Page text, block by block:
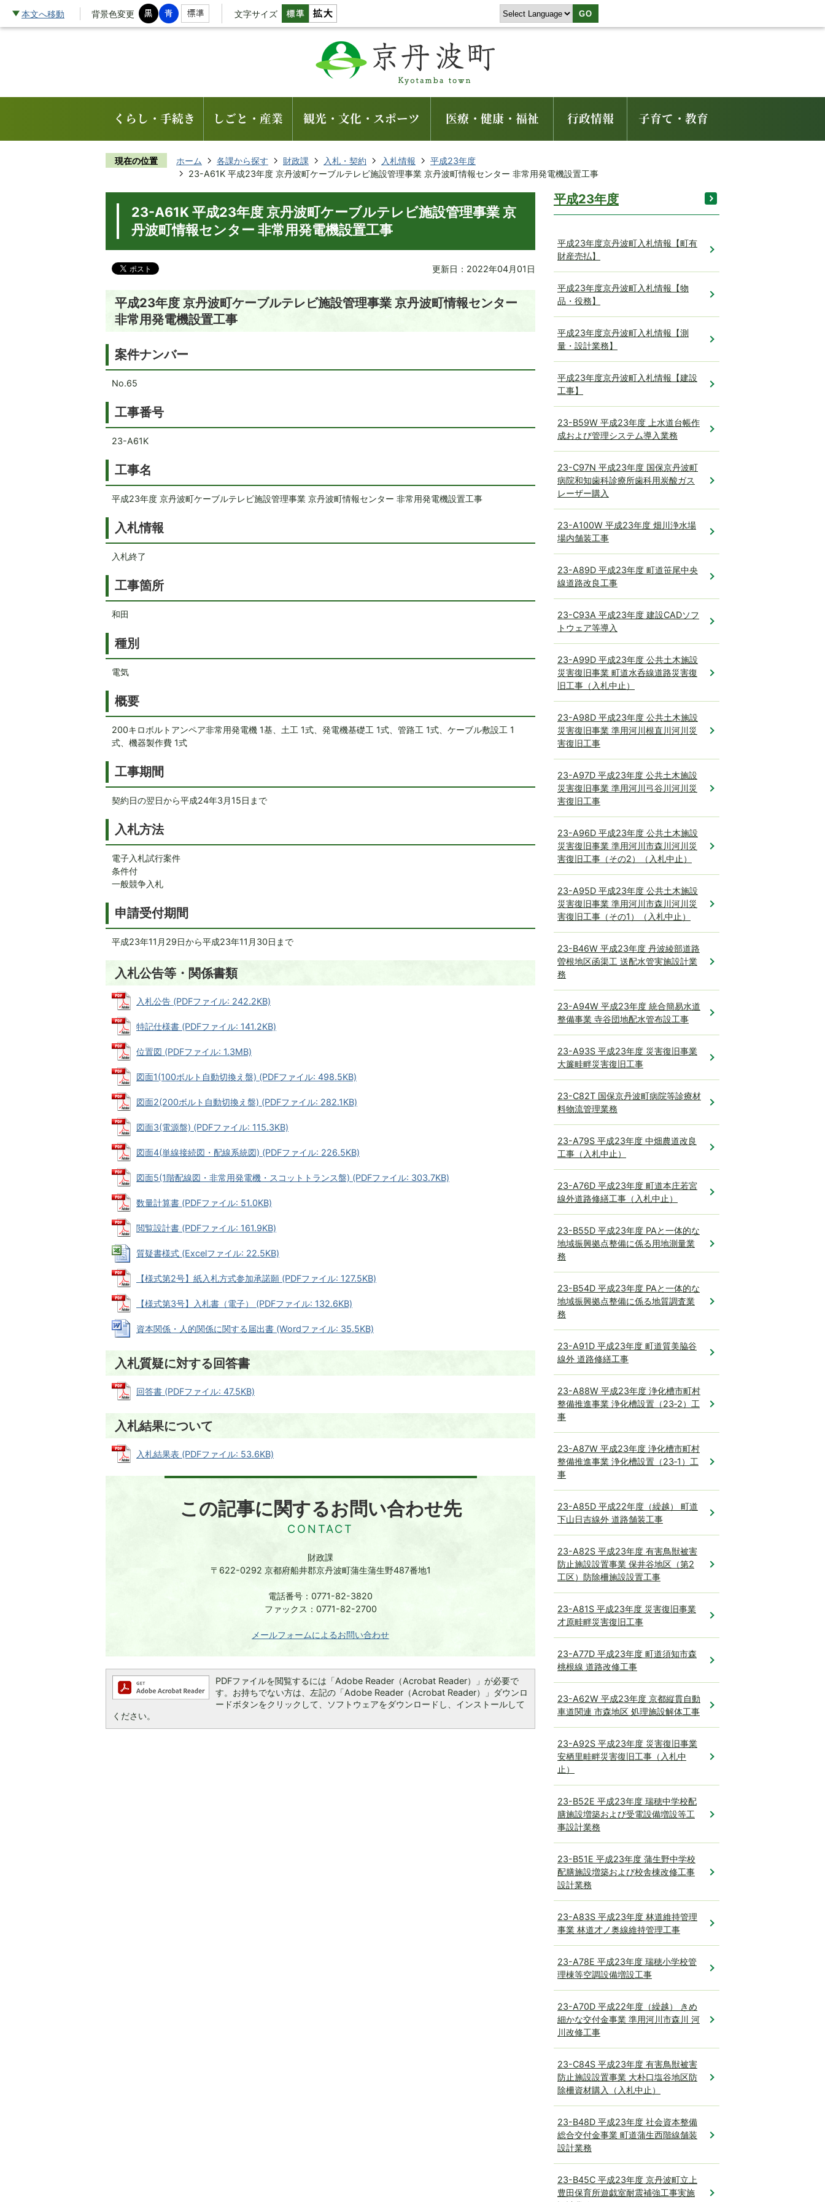
本文へ移動 背景色変更 文字サイズ GO
くらし・手続き しごと・産業 観光・文化・スポーツ 医療・健康・福祉 行政情報 子育て・教育
現在の位置 ホーム 各課から探す 財政課 入札・契約 入札情報
平成23年度
23-A61K 平成23年度 京丹波町ケーブルテレビ施設管理事業 京丹波町情報センター 非常用発電機設置工事
23-A61K 平成23年度 京丹波町ケーブルテレビ施設管理事業 京
丹波町情報センター 非常用発電機設置工事
更新日：2022年04月01日
平成23年度 京丹波町ケーブルテレビ施設管理事業 京丹波町情報センター
非常用発電機設置工事
案件ナンバー
No.65
工事番号
23-A61K
工事名
平成23年度 京丹波町ケーブルテレビ施設管理事業 京丹波町情報センター 非常用発電機設置工事
入札情報
入札終了
工事箇所
和田
種別
電気
概要
200キロボルトアンペア非常用発電機 1基、土工 1式、発電機基礎工 1式、管路工 1式、ケーブル敷設工 1
式、機器製作費 1式
工事期間
契約日の翌日から平成24年3月15日まで
入札方法
電子入札試行案件
条件付
一般競争入札
申請受付期間
平成23年11月29日から平成23年11月30日まで
入札公告等・関係書類
入札公告 (PDFファイル: 242.2KB)
特記仕様書 (PDFファイル: 141.2KB)
位置図 (PDFファイル: 1.3MB)
図面1(100ボルト自動切換え盤) (PDFファイル: 498.5KB)
図面2(200ボルト自動切換え盤) (PDFファイル: 282.1KB)
図面3(電源盤) (PDFファイル: 115.3KB)
図面4(単線接続図・配線系統図) (PDFファイル: 226.5KB)
図面5(1階配線図・非常用発電機・スコットトランス盤) (PDFファイル: 303.7KB)
数量計算書 (PDFファイル: 51.0KB)
閲覧設計書 (PDFファイル: 161.9KB)
質疑書様式 (Excelファイル: 22.5KB)
【様式第2号】紙入札方式参加承諾願 (PDFファイル: 127.5KB)
【様式第3号】入札書（電子） (PDFファイル: 132.6KB)
資本関係・人的関係に関する届出書 (Wordファイル: 35.5KB)
入札質疑に対する回答書
回答書 (PDFファイル: 47.5KB)
入札結果について
入札結果表 (PDFファイル: 53.6KB)
この記事に関するお問い合わせ先
財政課
〒622-0292 京都府船井郡京丹波町蒲生蒲生野487番地1
電話番号：0771-82-3820
ファックス：0771-82-2700
メールフォームによるお問い合わせ
PDFファイルを閲覧するには「Adobe Reader（Acrobat Reader）」が必要で
す。お持ちでない方は、左記の「Adobe Reader（Acrobat Reader）」ダウンロ
ードボタンをクリックして、ソフトウェアをダウンロードし、インストールして
ください。
平成23年度
平成23年度京丹波町入札情報【町有
財産売払】
平成23年度京丹波町入札情報【物
品・役務】
平成23年度京丹波町入札情報【測
量・設計業務】
平成23年度京丹波町入札情報【建設
工事】
23-B59W 平成23年度 上水道台帳作
成および管理システム導入業務
23-C97N 平成23年度 国保京丹波町
病院和知歯科診療所歯科用炭酸ガス
レーザー購入
23-A100W 平成23年度 畑川浄水場
場内舗装工事
23-A89D 平成23年度 町道笹尾中央
線道路改良工事
23-C93A 平成23年度 建設CADソフ
トウェア等導入
23-A99D 平成23年度 公共土木施設
災害復旧事業 町道水呑線道路災害復
旧工事（入札中止）
23-A98D 平成23年度 公共土木施設
災害復旧事業 準用河川根直川河川災
害復旧工事
23-A97D 平成23年度 公共土木施設
災害復旧事業 準用河川弓谷川河川災
害復旧工事
23-A96D 平成23年度 公共土木施設
災害復旧事業 準用河川市森川河川災
害復旧工事（その2）（入札中止）
23-A95D 平成23年度 公共土木施設
災害復旧事業 準用河川市森川河川災
害復旧工事（その1）（入札中止）
23-B46W 平成23年度 丹波綾部道路
曽根地区函渠工 送配水管実施設計業
務
23-A94W 平成23年度 統合簡易水道
整備事業 寺谷団地配水管布設工事
23-A93S 平成23年度 災害復旧事業
大簾畦畔災害復旧工事
23-C82T 国保京丹波町病院等診療材
料物流管理業務
23-A79S 平成23年度 中畑農道改良
工事（入札中止）
23-A76D 平成23年度 町道本庄若宮
線外道路修繕工事（入札中止）
23-B55D 平成23年度 PAと一体的な
地域振興拠点整備に係る用地測量業
務
23-B54D 平成23年度 PAと一体的な
地域振興拠点整備に係る地質調査業
務
23-A91D 平成23年度 町道質美脇谷
線外 道路修繕工事
23-A88W 平成23年度 浄化槽市町村
整備推進事業 浄化槽設置（23‐2）工
事
23-A87W 平成23年度 浄化槽市町村
整備推進事業 浄化槽設置（23‐1）工
事
23-A85D 平成22年度（繰越） 町道
下山日吉線外 道路舗装工事
23-A82S 平成23年度 有害鳥獣被害
防止施設設置事業 保井谷地区（第2
工区）防除柵施設設置工事
23-A81S 平成23年度 災害復旧事業
才原畦畔災害復旧工事
23-A77D 平成23年度 町道須知市森
桃根線 道路改修工事
23-A62W 平成23年度 京都縦貫自動
車道関連 市森地区 処理施設解体工事
23-A92S 平成23年度 災害復旧事業
安栖里畦畔災害復旧工事（入札中
止）
23-B52E 平成23年度 瑞穂中学校配
膳施設増築および受電設備増設等工
事設計業務
23-B51E 平成23年度 蒲生野中学校
配膳施設増築および校舎棟改修工事
設計業務
23-A83S 平成23年度 林道維持管理
事業 林道才ノ奥線維持管理工事
23-A78E 平成23年度 瑞穂小学校管
理棟等空調設備増設工事
23-A70D 平成22年度（繰越） きめ
細かな交付金事業 準用河川市森川 河
川改修工事
23-C84S 平成23年度 有害鳥獣被害
防止施設設置事業 大朴口塩谷地区防
除柵資材購入（入札中止）
23-B48D 平成23年度 社会資本整備
総合交付金事業 町道蒲生西階線舗装
設計業務
23-B45C 平成23年度 京丹波町立上
豊田保育所遊戯室耐震補強工事実施